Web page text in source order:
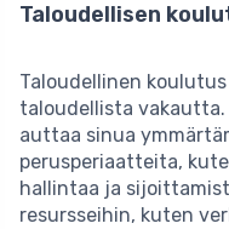
Taloudellisen
Taloudellinen
taloudellista vakautta.
auttaa sinua
perusperiaatteita,
hallintaa ja
resursseihin, kuten